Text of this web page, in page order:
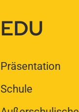
EDU
Präsentation
Schule